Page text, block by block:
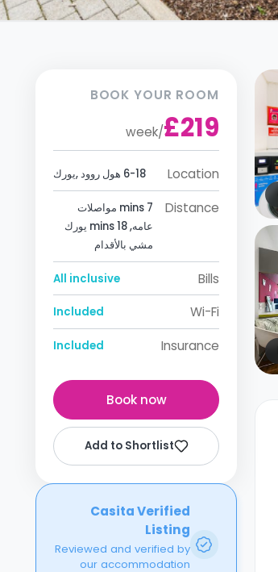
BOOK YOUR ROOM
£219
/
week
Location 6-18 هول روود ,يورك
Distance
7 mins مواصلات
عامه, 18 mins يورك
مشي بالأقدام
Bills
All inclusive
Wi-Fi
Included
Insurance
Included
Book now
Add to Shortlist
Casita Verified
Listing
Reviewed and verified by
our accommodation